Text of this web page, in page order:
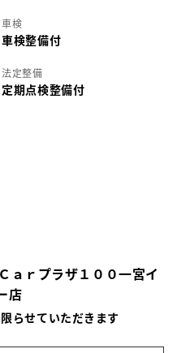
車検
車検整備付
法定整備
定期点検整備付
ｒプラザ１００一宮イ
店
らせていただきます